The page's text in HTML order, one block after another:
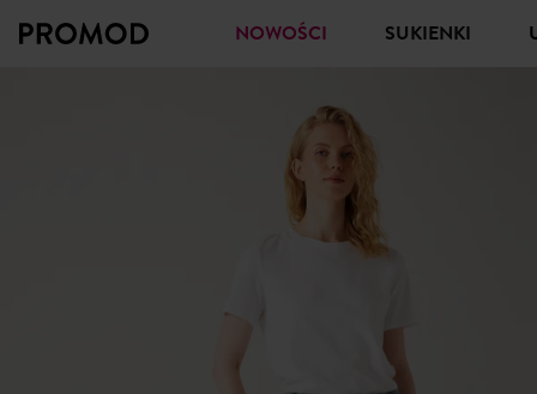
NOWOŚCI SUKIENKI